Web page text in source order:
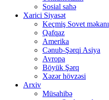
Sosial sahə
Xarici Siyasət
Keçmiş Sovet məkanı
Qafqaz
Amerika
Cənub-Şərqi Asiya
Avropa
Böyük Şərq
Xəzər hövzəsi
Arxiv
Müsahibə